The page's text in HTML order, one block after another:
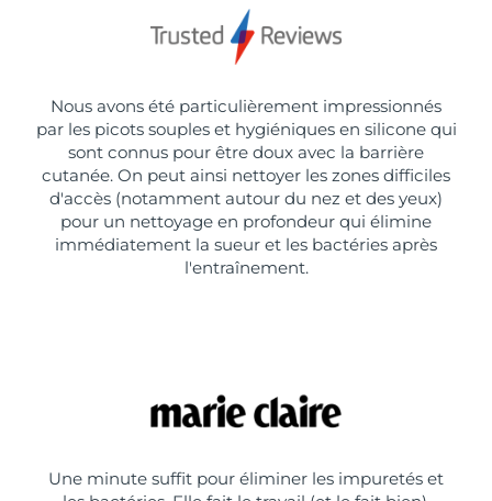
Nous avons été particulièrement impressionnés
par les picots souples et hygiéniques en silicone qui
sont connus pour être doux avec la barrière
cutanée. On peut ainsi nettoyer les zones difficiles
d'accès (notamment autour du nez et des yeux)
pour un nettoyage en profondeur qui élimine
immédiatement la sueur et les bactéries après
l'entraînement.
Une minute suffit pour éliminer les impuretés et